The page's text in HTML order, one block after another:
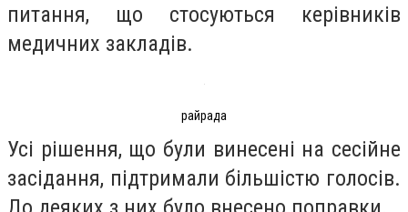
питання, що стосуються керівників
медичних закладів.
райрада
Усі рішення, що були винесені на сесійне
засідання, підтримали більшістю голосів.